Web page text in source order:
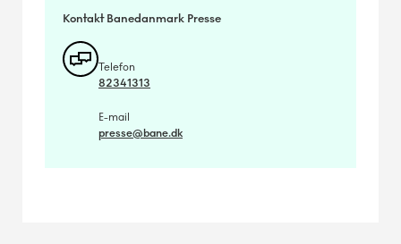
Kontakt Banedanmark Presse
Telefon
82341313
E-mail
presse@bane.dk